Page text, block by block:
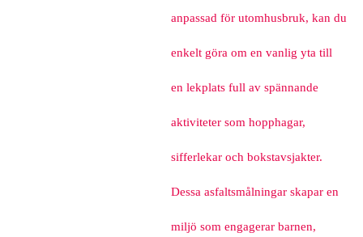
anpassad för utomhusbruk, kan du
enkelt göra om en vanlig yta till
en lekplats full av spännande
aktiviteter som hopphagar,
sifferlekar och bokstavsjakter.
Dessa asfaltsmålningar skapar en
miljö som engagerar barnen,